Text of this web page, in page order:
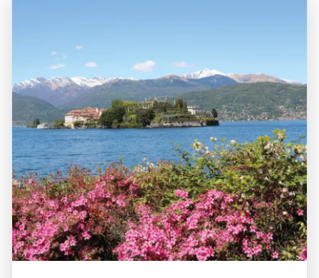
Inseln unbedingt erkunden, um die beeindruckende
Architektur, die atemberaubenden Landschaften und die
entspannte Atmosphäre zu genießen, die diese Region zu
einem unvergesslichen Erlebnis machen.
Mailand und Turin aus. Die Kombination aus natürlicher
Schönheit, kulturellem Erbe und kulinarischen Genüssen
macht die Borromäischen Inseln zu einem attraktiven Ziel
für Reisende, die die Vielfalt und den Charme dieser
einzigartigen Region entdecken möchten.